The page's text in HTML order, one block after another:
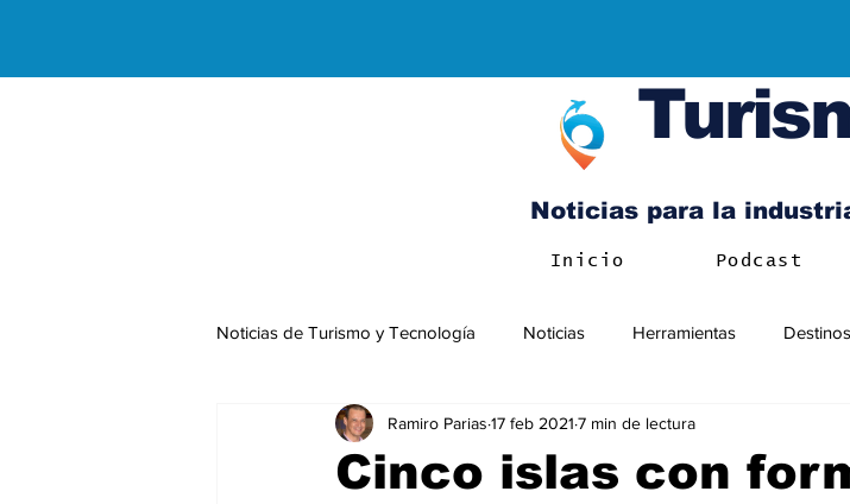
Noticias para la
Inicio Podcast
Noticias de Turismo y Tecnología Noticias Herramientas Destinos
Negocios Internacionales
Cinco islas con
Ramiro Parias 17 feb 2021 7 min de lectura